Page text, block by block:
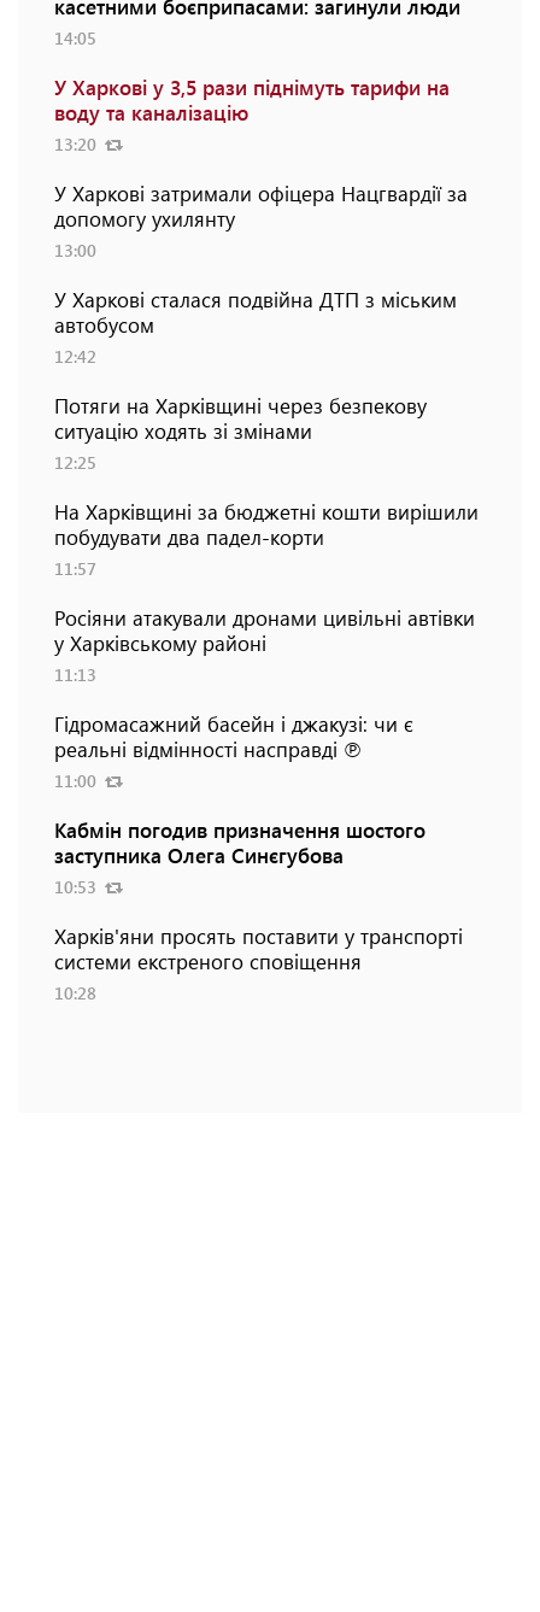
касетними боєприпасами: загинули люди
14:05
У Харкові у 3,5 рази піднімуть тарифи на
воду та каналізацію
13:20
У Харкові затримали офіцера Нацгвардії за
допомогу ухилянту
13:00
У Харкові сталася подвійна ДТП з міським
автобусом
12:42
Потяги на Харківщині через безпекову
ситуацію ходять зі змінами
12:25
На Харківщині за бюджетні кошти вирішили
побудувати два падел-корти
11:57
Росіяни атакували дронами цивільні автівки
у Харківському районі
11:13
Гідромасажний басейн і джакузі: чи є
реальні відмінності насправді ℗
11:00
Кабмін погодив призначення шостого
заступника Олега Синєгубова
10:53
Харків'яни просять поставити у транспорті
системи екстреного сповіщення
10:28